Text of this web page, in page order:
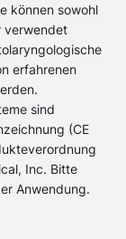
können sowohl
verwendet
erfahrenen
sind
(CE
Inc. Bitte
Anwendung.